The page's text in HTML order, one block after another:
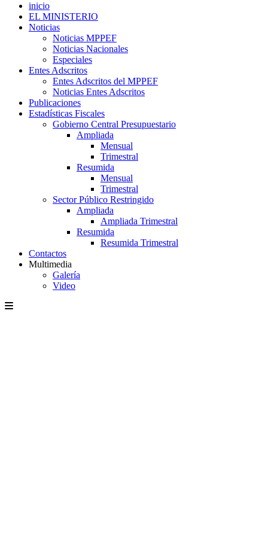
inicio
EL MINISTERIO
Noticias
Noticias MPPEF
Noticias Nacionales
Especiales
Entes Adscritos
Entes Adscritos del MPPEF
Noticias Entes Adscritos
Publicaciones
Estadísticas Fiscales
Gobierno Central Presupuestario
Ampliada
Mensual
Trimestral
Resumida
Mensual
Trimestral
Sector Público Restringido
Ampliada
Ampliada Trimestral
Resumida
Resumida Trimestral
Contactos
Multimedia
Galería
Video